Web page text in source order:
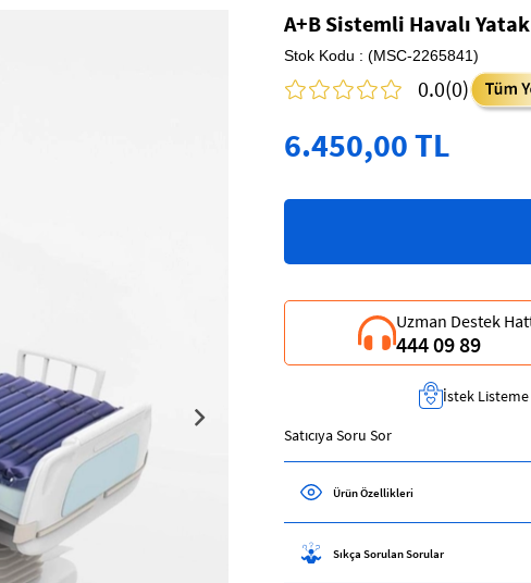
A+B Sistemli Havalı Yatak
Stok Kodu (MSC-2265841)
0.0(0)
6.450,00 TL
Uzman Destek
444 09 89
İstek Listeme
Satıcıya Soru Sor
Ürün Özellikleri
Sıkça Sorulan Sorular